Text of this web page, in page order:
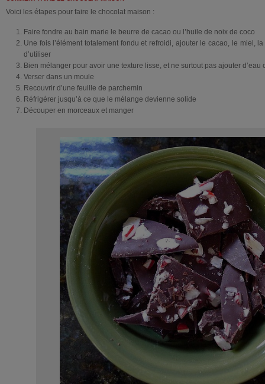
Voici les étapes pour faire le chocolat maison :
Faire fondre au bain marie le beurre de cacao ou l’huile de noix de coco
Une fois l’élément totalement fondu et refroidi, ajouter le cacao, le miel,
d’utiliser
Bien mélanger pour avoir une texture lisse, et ne surtout pas ajouter
Verser dans un moule
Recouvrir d’une feuille de parchemin
Réfrigérer jusqu’à ce que le mélange devienne solide
Découper en morceaux et manger